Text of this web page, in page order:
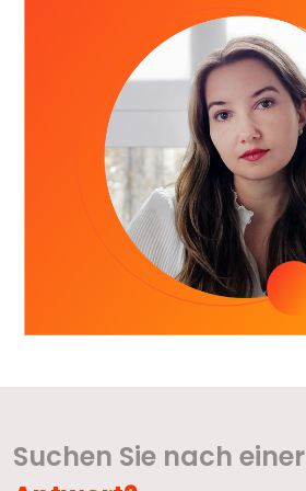
Suchen Sie nach einer